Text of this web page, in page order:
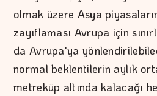
olmak üzere Asya
zayıflaması Avrupa için
da Avrupa'ya
normal beklentilerin aylık
metreküp altında kalacağı